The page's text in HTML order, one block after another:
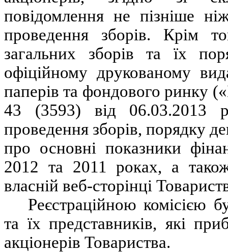
повідомлення не пізніше
проведення зборів. Крім
загальних зборів та їх
офіційному друкованому
паперів та фондового ринку
43 (3593) від 06.03.2013
проведення зборів, порядку
про основні показники
2012 та 2011 роках, а
власній веб-сторінці
Реєстраційною комісією
та їх представників, які
акціонерів Товариства.